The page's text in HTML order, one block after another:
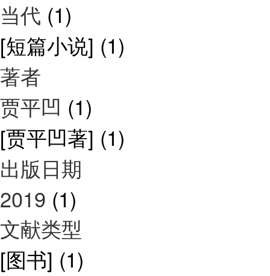
当代 (1)
[短篇小说] (1)
著者
贾平凹 (1)
[贾平凹著] (1)
出版日期
2019 (1)
文献类型
[图书] (1)